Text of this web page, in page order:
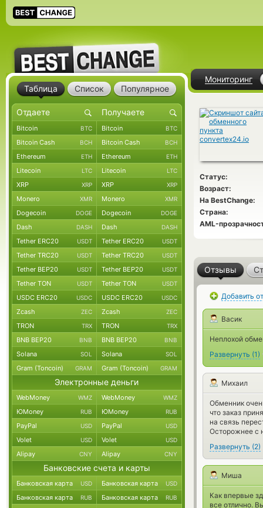
Мониторинг
Статус:
Возраст:
На BestChange:
Страна:
AML-
Отзывы
Добавить
Васик
Неплохой
Развернуть (1)
Михаил
Обменник
что заказ
на связь
Осторожнее с
Развернуть (2)
Миша
Как впервые
все отлично.
Таблица Список Популярное
Bitcoin BTC Bitcoin BTC
Bitcoin Cash BCH Bitcoin Cash BCH
Ethereum ETH Ethereum ETH
Litecoin LTC Litecoin LTC
XRP XRP XRP XRP
Monero XMR Monero XMR
Dogecoin DOGE Dogecoin DOGE
Dash DASH Dash DASH
Tether ERC20 USDT Tether ERC20 USDT
Tether TRC20 USDT Tether TRC20 USDT
Tether BEP20 USDT Tether BEP20 USDT
Tether TON USDT Tether TON USDT
USDC ERC20 USDC USDC ERC20 USDC
Zcash ZEC Zcash ZEC
TRON TRX TRON TRX
BNB BEP20 BNB BNB BEP20 BNB
Solana SOL Solana SOL
Gram (Toncoin) GRAM Gram (Toncoin) GRAM
Электронные деньги
WebMoney WMZ WebMoney WMZ
ЮMoney RUB ЮMoney RUB
PayPal USD PayPal USD
Volet USD Volet USD
Alipay CNY Alipay CNY
Банковские счета и карты
Банковская карта USD Банковская карта USD
Банковская карта RUB Банковская карта RUB